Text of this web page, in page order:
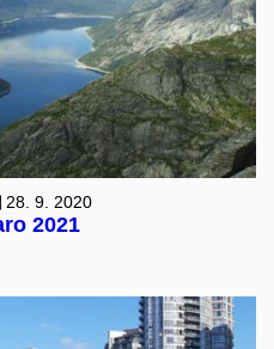
28. 9. 2020
2021